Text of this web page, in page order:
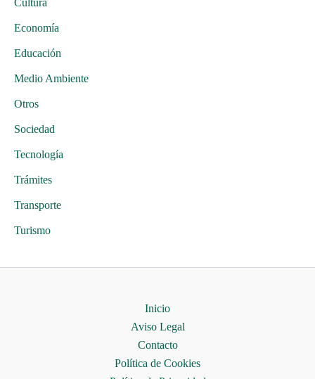
Cultura
Economía
Educación
Medio Ambiente
Otros
Sociedad
Tecnología
Trámites
Transporte
Turismo
Inicio
Aviso Legal
Contacto
Política de Cookies